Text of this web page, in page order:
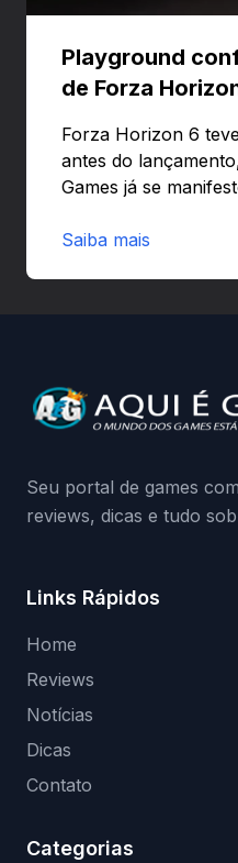
Playground
de Forza
Forza Horizon 6
antes do
Games já se
preload e avisa que
da Playground:
medidas contra
Saiba mais
Seu portal de games
reviews, dicas e tudo
Links Rápidos
Home
Reviews
Notícias
Dicas
Contato
Categorias